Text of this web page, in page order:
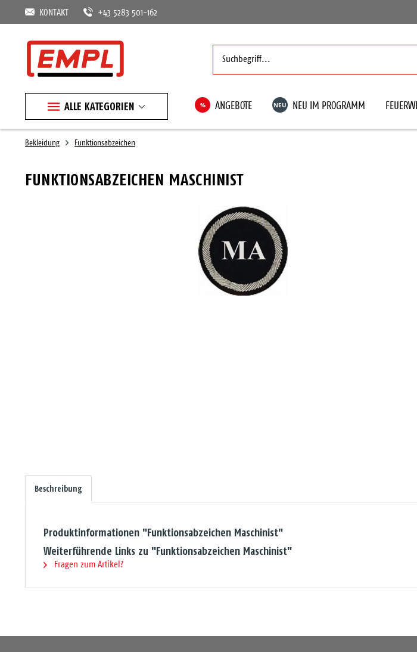
KONTAKT +43 5283 501-162
ALLE KATEGORIEN % ANGEBOTE NEU NEU IM PROGRAMM
Bekleidung Funktionsabzeichen
FUNKTIONSABZEICHEN MASCHINIST
Beschreibung
Produktinformationen "Funktionsabzeichen Maschinist"
Weiterführende Links zu "Funktionsabzeichen Maschinist"
Fragen zum Artikel?